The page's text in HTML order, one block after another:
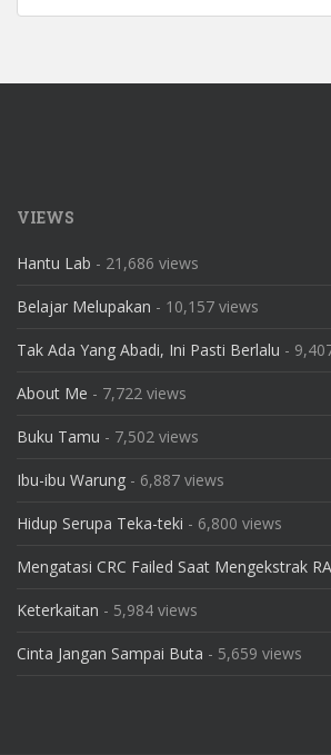
VIEWS
Hantu Lab - 21,686 views
Belajar Melupakan - 10,157 views
Tak Ada Yang Abadi, Ini Pasti Berlalu -
About Me - 7,722 views
Buku Tamu - 7,502 views
Ibu-ibu Warung - 6,887 views
Hidup Serupa Teka-teki - 6,800 views
Mengatasi CRC Failed Saat Mengekstrak
Keterkaitan - 5,984 views
Cinta Jangan Sampai Buta - 5,659 views